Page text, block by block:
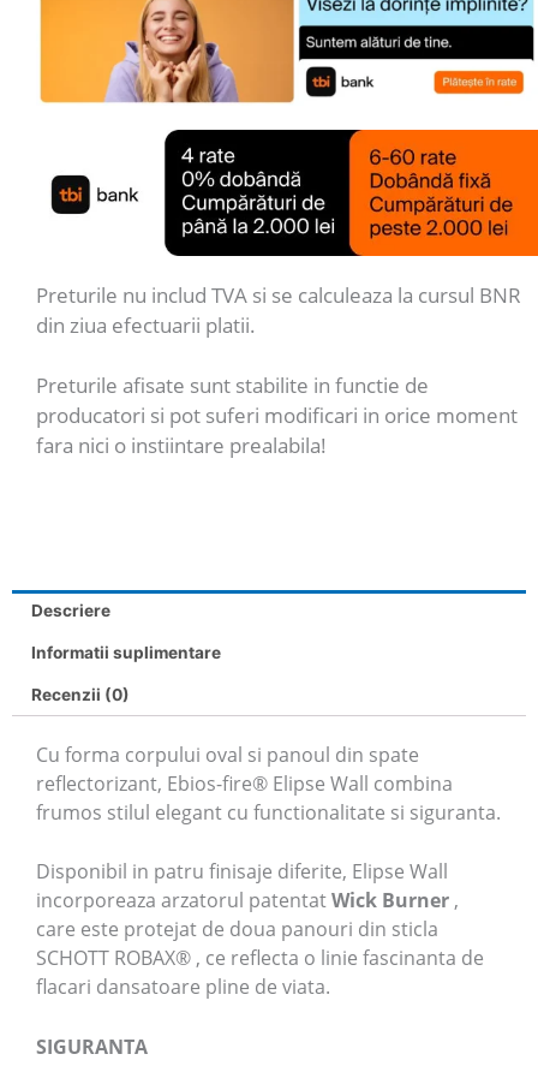
Preturile nu includ TVA si se calculeaza la cursul BNR
din ziua efectuarii platii.
Preturile afisate sunt stabilite in functie de
producatori si pot suferi modificari in orice moment
fara nici o instiintare prealabila!
Descriere
Informatii suplimentare
Recenzii (0)
Cu forma corpului oval si panoul din spate
reflectorizant, Ebios-fire® Elipse Wall combina
frumos stilul elegant cu functionalitate si siguranta.
Disponibil in patru finisaje diferite, Elipse Wall
incorporeaza arzatorul patentatWick Burner ,
care este protejat de doua panouri din sticla
SCHOTT ROBAX® , ce reflecta o linie fascinanta de
flacari dansatoare pline de viata.
SIGURANTA